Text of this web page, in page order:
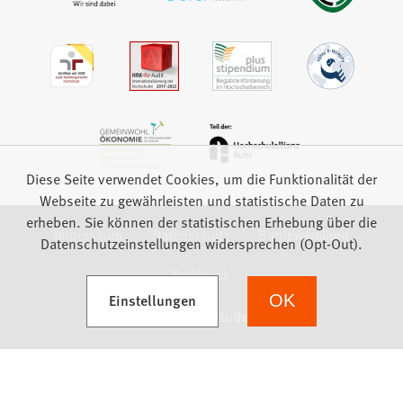
Impressum Datenschutz
Barrierefreiheit
Feedback
Diese Seite verwendet Cookies, um die Funktionalität der
Webseite zu gewährleisten und statistische Daten zu
erheben. Sie können der statistischen Erhebung über die
Datenschutzeinstellungen widersprechen (Opt-Out).
Einstellungen
(Öffnet in einem neuen Tab) OK